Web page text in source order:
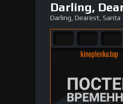
Darling,
Darling, Dearest, Santa